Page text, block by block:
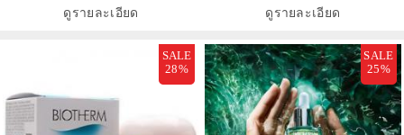
อย่างเห็นได้ชัด สีผิวสม่ำเสมอมาก
ขึ้น และดูกระชับขึ้น
ดูรายละเอียด
หลังใช้ เนื้อเจลสีเขียวใสมีส่วนผสม
ของสาหร่าย Chlo
ดูรายละเอียด
SALE
28%
SALE
25%